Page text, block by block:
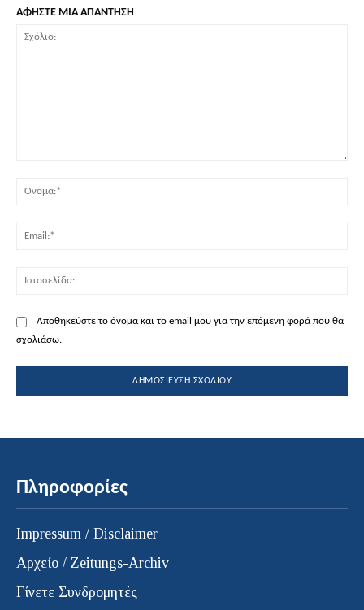
ΑΦΗΣΤΕ ΜΙΑ ΑΠΑΝΤΗΣΗ
Αποθηκεύστε το όνομα και το email μου για την επόμενη φορά που θα
σχολιάσω.
Πληροφορίες
Impressum / Disclaimer
Αρχείο / Zeitungs-Archiv
Γίνετε Συνδρομητές